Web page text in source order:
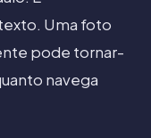
Uma foto
pode tornar-
navega